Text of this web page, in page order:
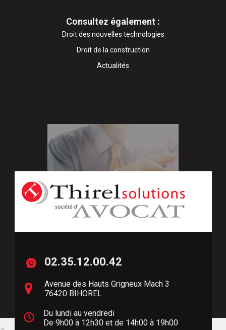
Consultez également :
Droit des nouvelles technologies
Droit de la construction
Actualités
Droitdes affaires
02.35.12.00.42
Avenue des Hauts Grigneux Mach 3
76420 BIHOREL
Du lundi au vendredi
De 9h00 à 12h30 et de 14h00 à 19h00